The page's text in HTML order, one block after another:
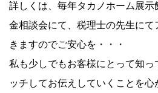
詳しくは、毎年タカノホーム展
金相談会にて、税理士の先生に
きますのでご安心を・・・
私も少しでもお客様にとって知っ
ッチしてお伝えしていくことを心